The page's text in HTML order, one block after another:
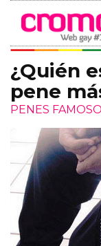
¿Quién
pene
PENES